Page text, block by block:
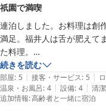
は少し怖い思いをさせて
す。
いただいたご意見は今後
貴重なお時間の中、温か
いました。
またのご利用お待ちして
京都の宿 ぎをんの月
祇園で満喫
連泊しました。お料理は創
満足。福井人は舌が肥えて
た料理。
建物は、とてもコンパクト
ます。最新の建築の中に、
建物の資材や道具を利用し
うな雰囲気です。床暖房で
続きを読む
部屋: 5 | 接客・サービス: 5 |
温泉・お風呂: 4 | 設備: 4 | 清
追加情報:高齢者と一緒に宿泊